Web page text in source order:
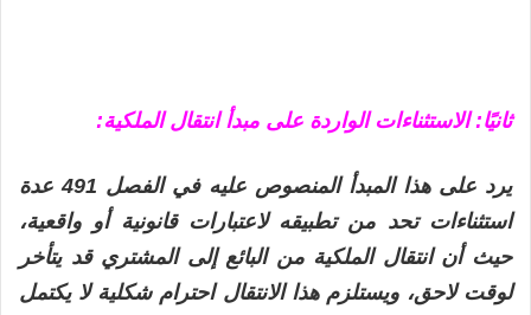
ثانيًا: الاستثناءات الواردة على مبدأ انتقال الملكية:
يرد على هذا المبدأ المنصوص عليه في الفصل 491 عدة
استثناءات تحد من تطبيقه لاعتبارات قانونية أو واقعية،
حيث أن انتقال الملكية من البائع إلى المشتري قد يتأخر
لوقت لاحق، ويستلزم هذا الانتقال احترام شكلية لا يكتمل